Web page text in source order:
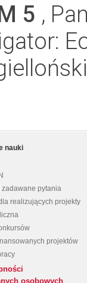
5 ,
nauki
zadawane pytania
realizujących projekty
projektów
osobowych